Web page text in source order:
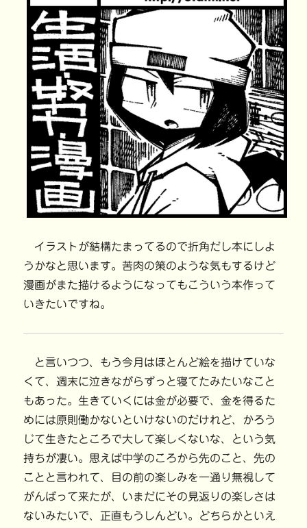
イラストが結構たまってるので折角だし本にしよ
うかなと思います。苦肉の策のような気もするけど
漫画がまた描けるようになってもこういう本作って
いきたいですね。
と言いつつ、もう今月はほとんど絵を描けていな
くて、週末に泣きながらずっと寝てたみたいなこと
もあった。生きていくには金が必要で、金を得るた
めには原則働かないといけないのだけれど、かろう
じて生きたところで大して楽しくないな、という気
持ちが凄い。思えば中学のころから先のこと、先の
ことと言われて、目の前の楽しみを一通り無視して
がんばって来たが、いまだにその見返りの楽しさは
ないみたいで、正直もうしんどい。どちらかといえ